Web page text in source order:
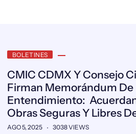
BOLETINES
CMIC CDMX Y Consejo
Firman Memorándum De
Entendimiento:
Obras Seguras Y Libres
AGO 5, 2025 3038 VIEWS